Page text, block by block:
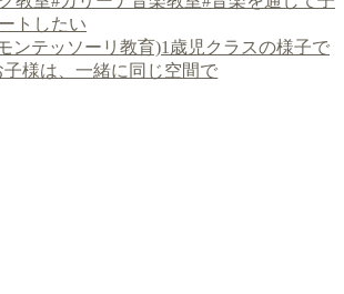
ンテッソーリ教育)1歳児クラスの様子で
子様は、一緒に同じ空間で